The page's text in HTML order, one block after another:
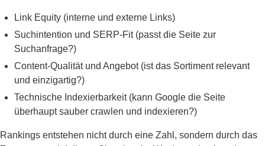
Link Equity (interne und externe Links)
Suchintention und SERP-Fit (passt die Seite zur
Suchanfrage?)
Content-Qualität und Angebot (ist das Sortiment relevant
und einzigartig?)
Technische Indexierbarkeit (kann Google die Seite
überhaupt sauber crawlen und indexieren?)
Rankings entstehen nicht durch eine Zahl, sondern durch das